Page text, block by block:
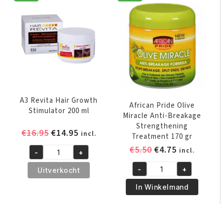
A3 Revita Hair Growth
Stimulator 200 ml
€16.95 Oorspronkelijke
was:
€16.95.
€14.95Huidige
prijs
is:
€14.95.
incl.
A3
Revita
Hair
- +
Uitverkocht
African Pride Olive
Miracle Anti-Breakage
Strengthening
Treatment 170 gr
€5.50
was:
€5.50.
€4.75 Huidige
prijs
is:
€4.75.
incl.
African
Pride
Olive
- +
In Winkelmand